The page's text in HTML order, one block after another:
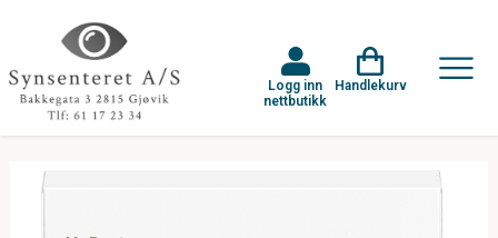
Logg inn
nettbutikk
Handlekurv